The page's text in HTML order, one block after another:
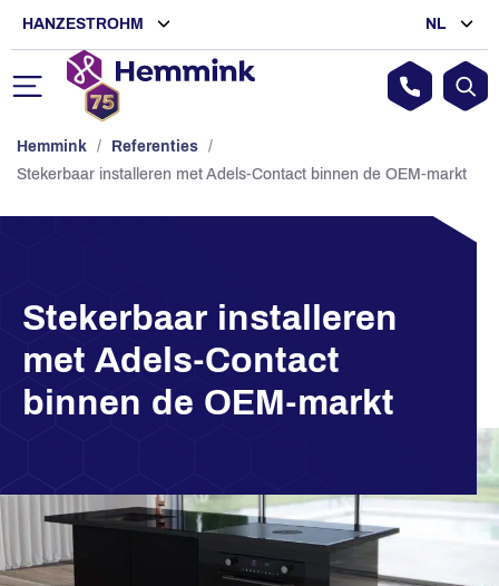
HANZESTROHM NL
Hemmink / Referenties /
Stekerbaar installeren met Adels-Contact binnen de OEM-markt
Stekerbaar installeren
met Adels-Contact
binnen de OEM-markt